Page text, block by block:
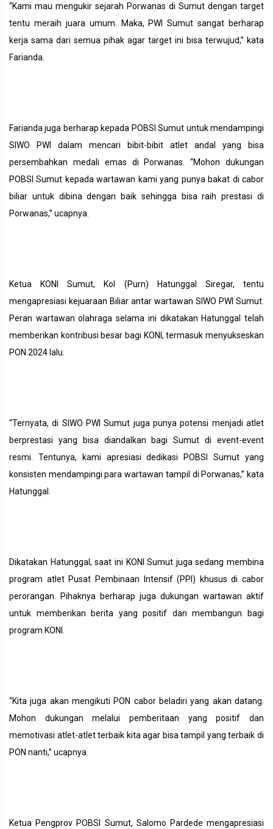
“Kami mau mengukir sejarah Porwanas di Sumut dengan target
tentu meraih juara umum. Maka, PWI Sumut sangat berharap
kerja sama dari semua pihak agar target ini bisa terwujud,” kata
Farianda.
Farianda juga berharap kepada POBSI Sumut untuk mendampingi
SIWO PWI dalam mencari bibit-bibit atlet andal yang bisa
persembahkan medali emas di Porwanas. “Mohon dukungan
POBSI Sumut kepada wartawan kami yang punya bakat di cabor
biliar untuk dibina dengan baik sehingga bisa raih prestasi di
Porwanas,” ucapnya.
Ketua KONI Sumut, Kol (Purn) Hatunggal Siregar, tentu
mengapresiasi kejuaraan Biliar antar wartawan SIWO PWI Sumut.
Peran wartawan olahraga selama ini dikatakan Hatunggal telah
memberikan kontribusi besar bagi KONI, termasuk menyukseskan
PON 2024 lalu.
“Ternyata, di SIWO PWI Sumut juga punya potensi menjadi atlet
berprestasi yang bisa diandalkan bagi Sumut di event-event
resmi. Tentunya, kami apresiasi dedikasi POBSI Sumut yang
konsisten mendampingi para wartawan tampil di Porwanas,” kata
Hatunggal.
Dikatakan Hatunggal, saat ini KONI Sumut juga sedang membina
program atlet Pusat Pembinaan Intensif (PPI) khusus di cabor
perorangan. Pihaknya berharap juga dukungan wartawan aktif
untuk memberikan berita yang positif dan membangun bagi
program KONI.
“Kita juga akan mengikuti PON cabor beladiri yang akan datang.
Mohon dukungan melalui pemberitaan yang positif dan
memotivasi atlet-atlet terbaik kita agar bisa tampil yang terbaik di
PON nanti,” ucapnya.
Ketua Pengprov POBSI Sumut, Salomo Pardede mengapresiasi